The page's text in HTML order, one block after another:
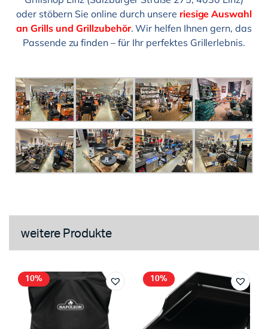
oder stöbern Sie online durch unsere riesige Auswahl
an Grills und Grillzubehör. Wir helfen Ihnen gern, das
Passende zu finden – für Ihr perfektes Grillerlebnis.
weitere Produkte
10% 10%